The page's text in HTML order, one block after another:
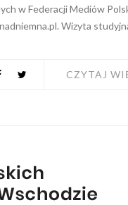
w Federacji Mediów
Wizyta
CZYTAJ